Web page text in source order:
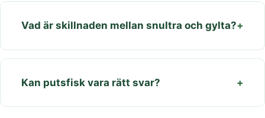
Vad är skillnaden mellan snultra och gylta?
Kan putsfisk vara rätt svar?